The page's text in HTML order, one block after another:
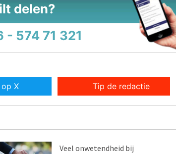
delen?
- 574 71 321
X Tip de redactie
Veel onwetendheid bij